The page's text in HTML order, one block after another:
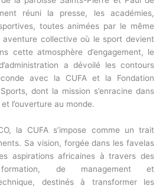
réuni la presse, les académies,
toutes animées par le même
collective où le sport devient
cette atmosphère d’engagement, le
a dévoilé les contours
avec la CUFA et la Fondation
dont la mission s’enracine dans
l’ouverture au monde.
la CUFA s’impose comme un trait
Sa vision, forgée dans les favelas
aspirations africaines à travers des
de management et
destinés à transformer les